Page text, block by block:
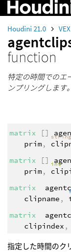
Houdini 21.0 VEX
function
特定の時間でのエ
ンプリングします。
matrix []
prim,
matrix
[]
prim,
int
matrix
clipname ,
matrix
clipindex ,
指定した時間のク